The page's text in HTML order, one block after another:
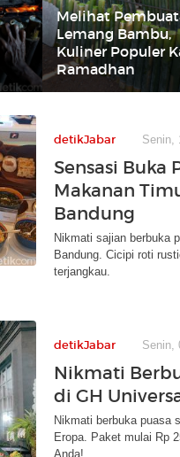
Melihat
Lemang Bambu,
Kuliner Populer
Ramadhan
detikJabar Senin,
Sensasi Buka
Makanan
Bandung
Nikmati sajian berbuka
Bandung. Cicipi roti
terjangkau.
detikJabar Senin,
Nikmati
di GH
Nikmati berbuka puasa
Eropa. Paket mulai Rp
Anda!